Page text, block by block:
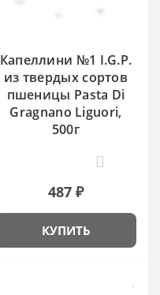
Капеллини №1 I.G.P.
из твердых сортов
пшеницы Pasta Di
Gragnano Liguori,
500г
487 ₽
КУПИТЬ